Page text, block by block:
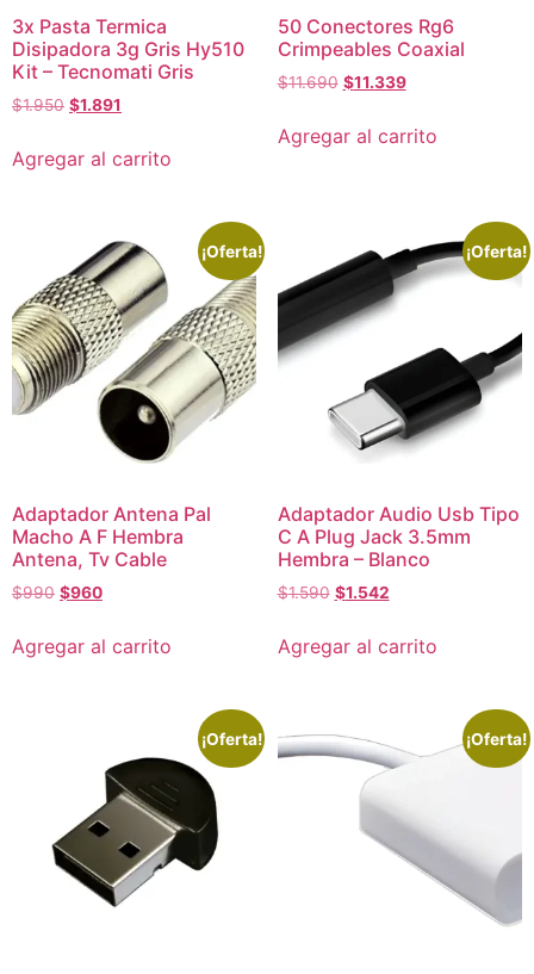
3x Pasta Termica
Disipadora 3g Gris Hy510
Kit – Tecnomati Gris
$1.950 $1.891
Agregar al carrito
50 Conectores Rg6
Crimpeables Coaxial
$11.690 $11.339
Agregar al carrito
¡Oferta!
Adaptador Antena Pal
Macho A F Hembra
Antena, Tv Cable
$990 $960
Agregar al carrito
¡Oferta!
Adaptador Audio Usb Tipo
C A Plug Jack 3.5mm
Hembra – Blanco
$1.590 $1.542
Agregar al carrito
¡Oferta! ¡Oferta!